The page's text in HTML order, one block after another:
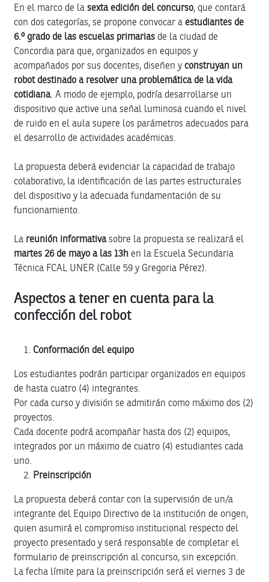
En el marco de lasexta edición del concurso, que contará
con dos categorías, se propone convocar a estudiantes de
6.º grado de las escuelas primarias de la ciudad de
Concordia para que, organizados en equipos y
acompañados por sus docentes, diseñen y construyan un
robot destinado a resolver una problemática de la vida
cotidiana. A modo de ejemplo, podría desarrollarse un
dispositivo que active una señal luminosa cuando el nivel
de ruido en el aula supere los parámetros adecuados para
el desarrollo de actividades académicas.
La propuesta deberá evidenciar la capacidad de trabajo
colaborativo, la identificación de las partes estructurales
del dispositivo y la adecuada fundamentación de su
funcionamiento.
La reunión informativasobre la propuesta se realizará el
martes 26 de mayo a las 13h en la Escuela Secundaria
Técnica FCAL UNER (Calle 59 y Gregoria Pérez).
Aspectos a tener en cuenta para la
confección del robot
Conformación del equipo
Los estudiantes podrán participar organizados en equipos
de hasta cuatro (4) integrantes.
Por cada curso y división se admitirán como máximo dos (2)
proyectos.
Cada docente podrá acompañar hasta dos (2) equipos,
integrados por un máximo de cuatro (4) estudiantes cada
uno.
Preinscripción
La propuesta deberá contar con la supervisión de un/a
integrante del Equipo Directivo de la institución de origen,
quien asumirá el compromiso institucional respecto del
proyecto presentado y será responsable de completar el
formulario de preinscripción al concurso, sin excepción.
La fecha límite para la preinscripción será el viernes 3 de